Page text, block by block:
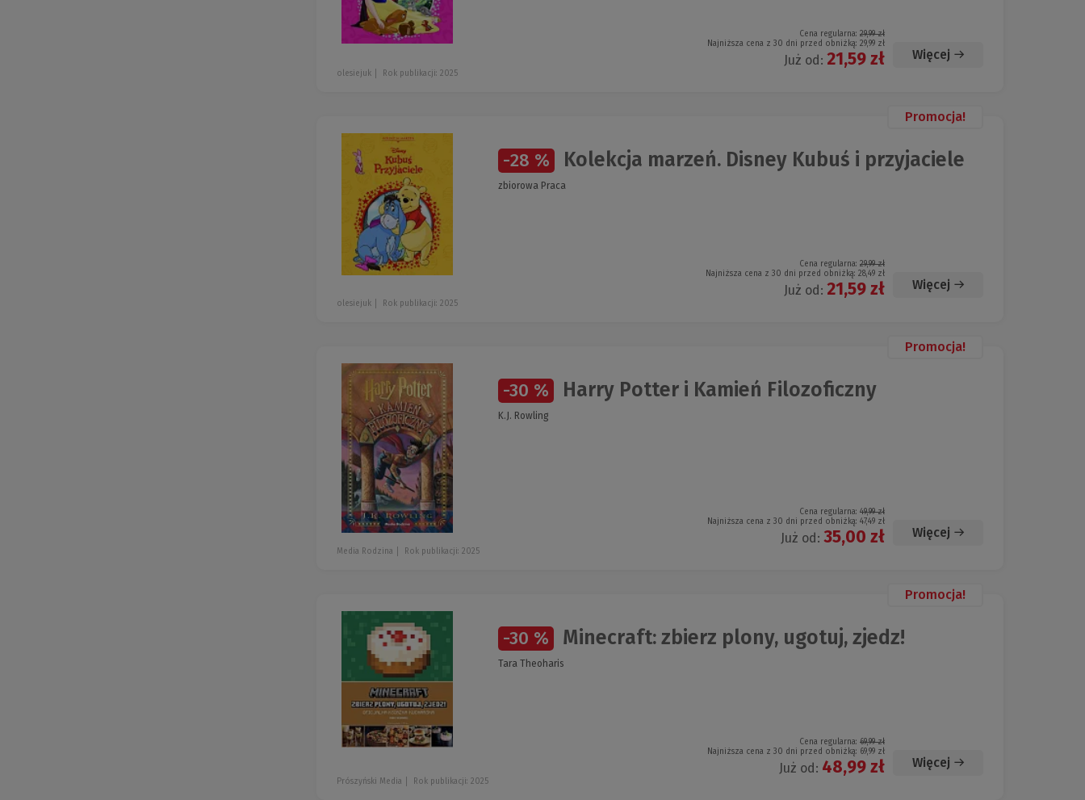
Cena regularna: 29,99 zł
Najniższa cena z 30 dni przed obniżką: 29,99 zł
Już od: 21,59 zł Więcej
olesiejuk Rok publikacji: 2025
Promocja!
-28 % Kolekcja marzeń. Disney Kubuś i przyjaciele
zbiorowa Praca
Cena regularna: 29,99 zł
Najniższa cena z 30 dni przed obniżką: 28,49 zł
Już od: 21,59 zł Więcej
olesiejuk Rok publikacji: 2025
Promocja!
-30 % Harry Potter i Kamień Filozoficzny
K.J. Rowling
Cena regularna: 49,99 zł
Najniższa cena z 30 dni przed obniżką: 47,49 zł
Już od: 35,00 zł Więcej
Media Rodzina Rok publikacji: 2025
Promocja!
-30 % Minecraft: zbierz plony, ugotuj, zjedz!
Tara Theoharis
Cena regularna: 69,99 zł
Najniższa cena z 30 dni przed obniżką: 69,99 zł
Już od: 48,99 zł Więcej
Prószyński Media Rok publikacji: 2025